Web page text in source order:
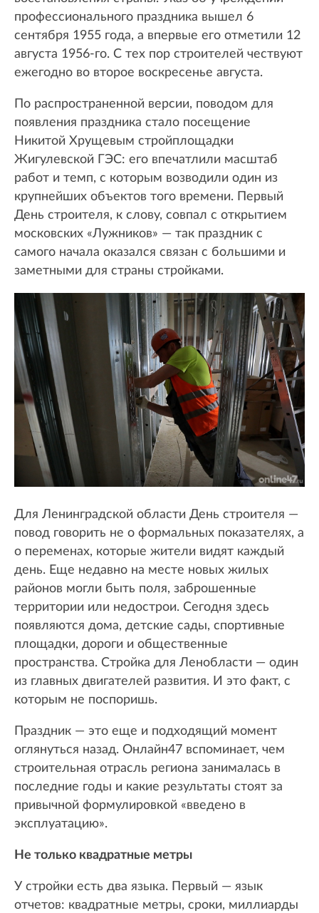
профессионального праздника вышел 6
сентября 1955 года, а впервые его отметили 12
августа 1956-го. С тех пор строителей чествуют
ежегодно во второе воскресенье августа.
По распространенной версии, поводом для
появления праздника стало посещение
Никитой Хрущевым стройплощадки
Жигулевской ГЭС: его впечатлили масштаб
работ и темп, с которым возводили один из
крупнейших объектов того времени. Первый
День строителя, к слову, совпал с открытием
московских «Лужников» — так праздник с
самого начала оказался связан с большими и
заметными для страны стройками.
Для Ленинградской области День строителя —
повод говорить не о формальных показателях, а
о переменах, которые жители видят каждый
день. Еще недавно на месте новых жилых
районов могли быть поля, заброшенные
территории или недострои. Сегодня здесь
появляются дома, детские сады, спортивные
площадки, дороги и общественные
пространства. Стройка для Ленобласти — один
из главных двигателей развития. И это факт, с
которым не поспоришь.
Праздник — это еще и подходящий момент
оглянуться назад. Онлайн47 вспоминает, чем
строительная отрасль региона занималась в
последние годы и какие результаты стоят за
привычной формулировкой «введено в
эксплуатацию».
Не только квадратные метры
У стройки есть два языка. Первый — язык
отчетов: квадратные метры, сроки, миллиарды